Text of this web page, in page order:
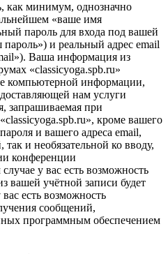
как минимум, однозначно
«ваше имя
пароль для входа под вашей
и реальный адрес email
Ваша информация из
«classicyoga.spb.ru»
компьютерной информации,
нам услуги
запрашиваемая при
кроме вашего
и вашего адреса email,
и необязательной ко вводу,
конференции
у вас есть возможность
вашей учётной записи будет
есть возможность
сообщений,
программным обеспечением